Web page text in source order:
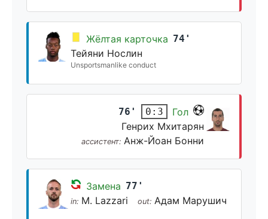
Жёлтая карточка 74'
Тейяни Нослин
Unsportsmanlike conduct
76' 0:3
Гол
Генрих Мхитарян
ассистент: Анж-Йоан Бонни
Замена 77'
in: M. Lazzari out: Адам Марушич